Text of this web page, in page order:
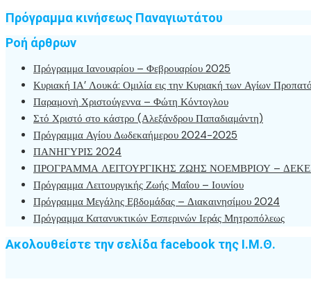
Πρόγραμμα κινήσεως Παναγιωτάτου
Ροή άρθρων
Πρόγραμμα Ιανουαρίου – Φεβρουαρίου 2025
Κυριακή ΙΑ’ Λουκά: Ομιλία εις την Κυριακή των Αγίων
Παραμονὴ Χριστούγεννα – Φώτη Κόντογλου
Στό Χριστό στο κάστρο (Αλεξάνδρου Παπαδιαμάντη)
Πρόγραμμα Αγίου Δωδεκαήμερου 2024-2025
ΠΑΝΗΓΥΡΙΣ 2024
ΠΡΟΓΡΑΜΜΑ ΛΕΙΤΟΥΡΓΙΚΗΣ ΖΩΗΣ ΝΟΕΜΒΡΙΟΥ –
Πρόγραμμα Λειτουργικής Ζωής Μαΐου – Ιουνίου
Πρόγραμμα Μεγάλης Εβδομάδας – Διακαινησίμου 2024
Πρόγραμμα Κατανυκτικών Εσπερινών Ιεράς Μητροπόλεως
Ακολουθείστε την σελίδα facebook της Ι.Μ.Θ.